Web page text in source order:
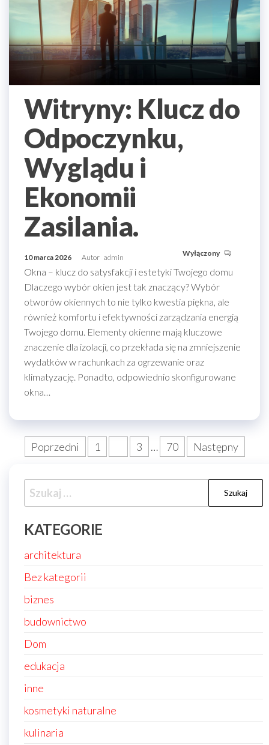
Witryny: Klucz do
Odpoczynku,
Wyglądu i
Ekonomii
Zasilania.
10 marca 2026 Autor admin Wyłączony
Okna – klucz do satysfakcji i estetyki Twojego domu
Dlaczego wybór okien jest tak znaczący? Wybór
otworów okiennych to nie tylko kwestia piękna, ale
również komfortu i efektywności zarządzania energią
Twojego domu. Elementy okienne mają kluczowe
znaczenie dla izolacji, co przekłada się na zmniejszenie
wydatków w rachunkach za ogrzewanie oraz
klimatyzację. Ponadto, odpowiednio skonfigurowane
okna…
Stronicowanie
Poprzedni 1 3 … 70 Następny
Szukaj:
KATEGORIE
architektura
Bez kategorii
biznes
budownictwo
Dom
edukacja
inne
kosmetyki naturalne
kulinaria